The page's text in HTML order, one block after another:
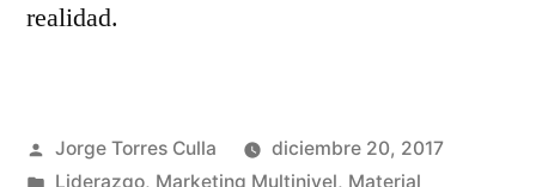
realidad.
Publicado
por
Jorge Torres Culla
diciembre 20, 2017
Publicado
Liderazgo, Marketing Multinivel, Material